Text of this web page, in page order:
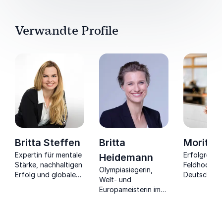
Verwandte Profile
Britta Steffen
Expertin für mentale
Stärke, nachhaltigen
Erfolg und globale
Britta
Heidemann
Olympiasiegerin,
Welt- und
Europameisterin im
Moritz